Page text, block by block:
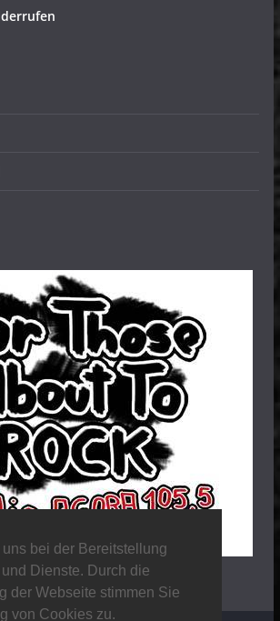
bei der Bereitstellung
Dienste. Durch die
der Webseite stimmen Sie
von Cookies zu.